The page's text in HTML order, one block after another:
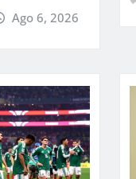
Ago 6, 2026